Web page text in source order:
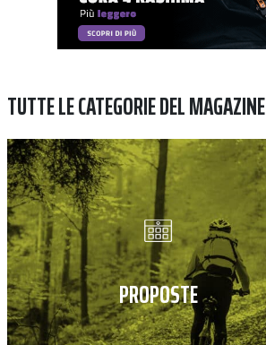
TUTTE LE CATEGORIE DEL MAGAZINE
PROPOSTE